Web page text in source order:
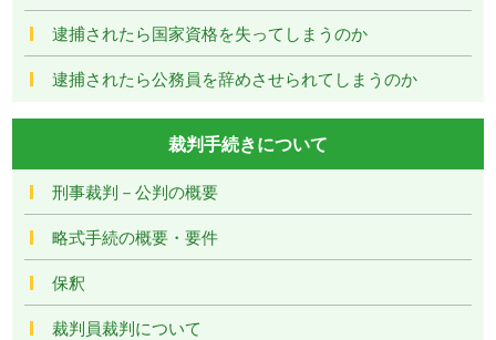
逮捕されたら国家資格を失ってしまうのか
逮捕されたら公務員を辞めさせられてしまうのか
裁判手続きについて
刑事裁判－公判の概要
略式手続の概要・要件
保釈
裁判員裁判について